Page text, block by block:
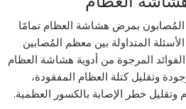
بمرض هشاشة العظام تمامًا
المتداولة بين معظم المُصابين
المرجوة من أدوية هشاشة العظام
وتقليل كتلة العظام المفقودة،
وتقليل خطر الإصابة بالكسور العظمية.